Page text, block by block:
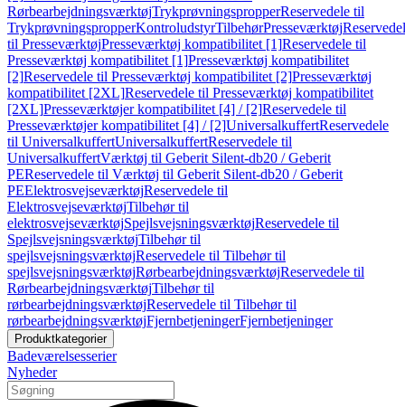
RørbearbejdningsværktøjTrykprøvningspropperReservedele til
TrykprøvningspropperKontroludstyrTilbehørPresseværktøj
til PresseværktøjPresseværktøj kompatibilitet [1]Reservedele til
Presseværktøj kompatibilitet [1]Presseværktøj kompatibilitet
[2]Reservedele til Presseværktøj kompatibilitet [2]Presseværktøj
kompatibilitet [2XL]Reservedele til Presseværktøj kompatibilitet
[2XL]Presseværktøjer kompatibilitet [4] / [2]Reservedele til
Presseværktøjer kompatibilitet [4] / [2]UniversalkuffertReservedele
til UniversalkuffertUniversalkuffertReservedele til
UniversalkuffertVærktøj til Geberit Silent-db20 / Geberit
PEReservedele til Værktøj til Geberit Silent-db20 / Geberit
PEElektrosvejseværktøjReservedele til
ElektrosvejseværktøjTilbehør til
elektrosvejseværktøjSpejlsvejsningsværktøjReservedele til
SpejlsvejsningsværktøjTilbehør til
spejlsvejsningsværktøjReservedele til Tilbehør til
spejlsvejsningsværktøjRørbearbejdningsværktøjReservedele til
RørbearbejdningsværktøjTilbehør til
rørbearbejdningsværktøjReservedele til Tilbehør til
rørbearbejdningsværktøjFjernbetjeningerFjernbetjeninger
Produktkategorier
Badeværelsesserier
Nyheder